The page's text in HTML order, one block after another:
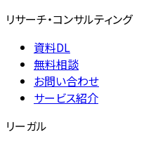
リサーチ・コンサルティング
資料DL
無料相談
お問い合わせ
サービス紹介
リーガル